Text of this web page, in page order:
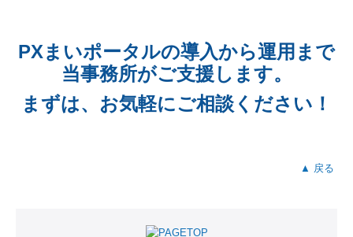
PXまいポータルの導入から運用まで
当事務所がご支援します。
まずは、お気軽にご相談ください！
▲ 戻る